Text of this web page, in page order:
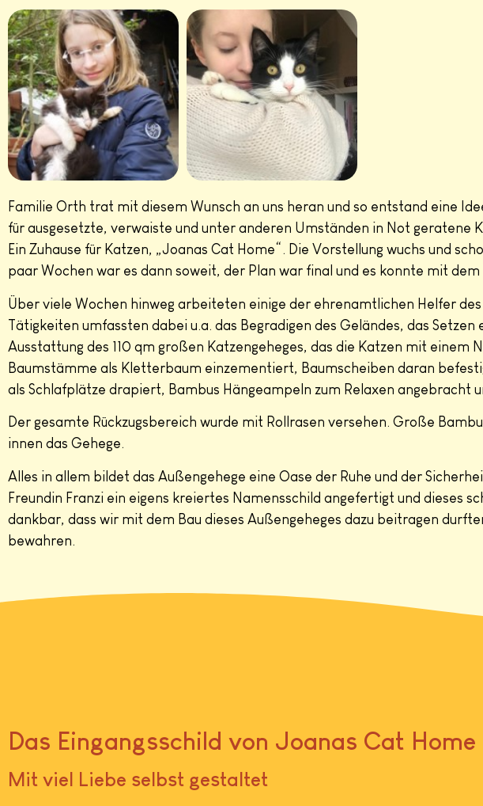
Familie Orth trat mit diesem Wunsch an uns heran und so entstand eine
für ausgesetzte, verwaiste und unter anderen Umständen in Not geratene
Ein Zuhause für Katzen, „Joanas Cat Home“. Die Vorstellung wuchs und
paar Wochen war es dann soweit, der Plan war final und es konnte mit
Über viele Wochen hinweg arbeiteten einige der ehrenamtlichen Helfer
Tätigkeiten umfassten dabei u.a. das Begradigen des Geländes, das
Ausstattung des 110 qm großen Katzengeheges, das die Katzen mit einem
Baumstämme als Kletterbaum einzementiert, Baumscheiben daran
als Schlafplätze drapiert, Bambus Hängeampeln zum Relaxen angebracht
Der gesamte Rückzugsbereich wurde mit Rollrasen versehen. Große
innen das Gehege.
Alles in allem bildet das Außengehege eine Oase der Ruhe und der
Freundin Franzi ein eigens kreiertes Namensschild angefertigt und dieses
dankbar, dass wir mit dem Bau dieses Außengeheges dazu beitragen
bewahren.
Das Eingangsschild von Joanas Cat Home
Mit viel Liebe selbst gestaltet